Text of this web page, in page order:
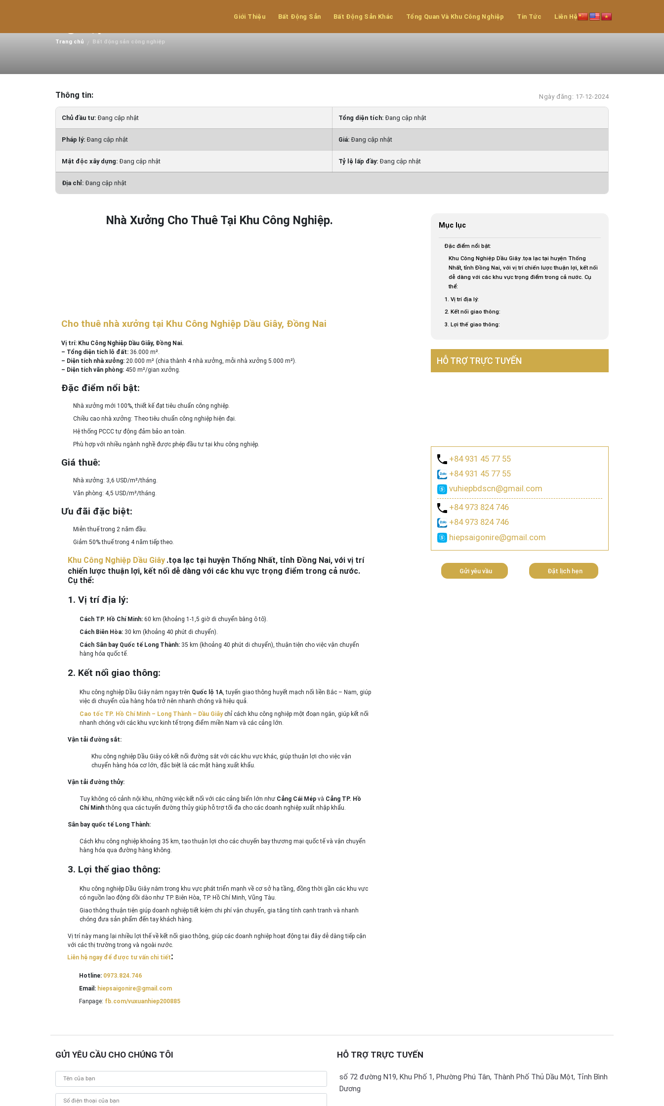
Giới Thiệu Bất Động Sản Bất Động Sản Khác Tổng Quan Và Khu Công Nghiệp Tin Tức Liên Hệ
Trang chủ / Bất động sản công nghiệp
Thông tin: Ngày đăng: 17-12-2024
Chủ đầu tư:Đang cập nhật Tổng diện tích:Đang cập nhật
Pháp lý:Đang cập nhật Giá:Đang cập nhật
Mật độc xây dựng:Đang cập nhật Tỷ lệ lấp đầy:Đang cập nhật
Địa chỉ:Đang cập nhật
Nhà Xưởng Cho Thuê Tại Khu Công Nghiệp.
Cho thuê nhà xưởng tại Khu Công Nghiệp Dầu Giây, Đồng Nai
Vị trí: Khu Công Nghiệp Dầu Giây, Đồng Nai.
– Tổng diện tích lô đất: 36.000 m².
– Diện tích nhà xưởng: 20.000 m² (chia thành 4 nhà xưởng, mỗi nhà xưởng 5.000 m²).
– Diện tích văn phòng: 450 m²/gian xưởng.
Đặc điểm nổi bật:
Nhà xưởng mới 100%, thiết kế đạt tiêu chuẩn công nghiệp.
Chiều cao nhà xưởng: Theo tiêu chuẩn công nghiệp hiện đại.
Hệ thống PCCC tự động đảm bảo an toàn.
Phù hợp với nhiều ngành nghề được phép đầu tư tại khu công nghiệp.
Giá thuê:
Nhà xưởng: 3,6 USD/m²/tháng.
Văn phòng: 4,5 USD/m²/tháng.
Ưu đãi đặc biệt:
Miễn thuế trong 2 năm đầu.
Giảm 50% thuế trong 4 năm tiếp theo.
Khu Công Nghiệp Dầu Giây .tọa lạc tại huyện Thống Nhất, tỉnh Đồng Nai, với vị trí
chiến lược thuận lợi, kết nối dễ dàng với các khu vực trọng điểm trong cả nước.
Cụ thể:
1.Vị trí địa lý:
Cách TP. Hồ Chí Minh: 60 km (khoảng 1-1,5 giờ di chuyển bằng ô tô).
Cách Biên Hòa: 30 km (khoảng 40 phút di chuyển).
Cách Sân bay Quốc tế Long Thành: 35 km (khoảng 40 phút di chuyển), thuận tiện cho việc vận chuyển
hàng hóa quốc tế.
2. Kết nối giao thông:
Khu công nghiệp Dầu Giây nằm ngay trên Quốc lộ 1A , tuyến giao thông huyết mạch nối liền Bắc – Nam, giúp
việc di chuyển của hàng hóa trở nên nhanh chóng và hiệu quả.
Cao tốc TP. Hồ Chí Minh – Long Thành – Dầu Giâychỉ cách khu công nghiệp một đoạn ngắn, giúp kết nối
nhanh chóng với các khu vực kinh tế trọng điểm miền Nam và các cảng lớn.
Vận tải đường sắt:
Khu công nghiệp Dầu Giây có kết nối đường sắt với các khu vực khác, giúp thuận lợi cho việc vận
chuyển hàng hóa cơ lớn, đặc biệt là các mặt hàng xuất khẩu.
Vận tải đường thủy:
Tuy không có cảnh nội khu, những việc kết nối với các cảng biển lớn như Cảng Cái Mép và Cảng TP. Hồ
Chí Minhthông qua các tuyến đường thủy giúp hỗ trợ tối đa cho các doanh nghiệp xuất nhập khẩu.
Sân bay quốc tế Long Thành:
Cách khu công nghiệp khoảng 35 km, tạo thuận lợi cho các chuyến bay thương mại quốc tế và vận chuyển
hàng hóa qua đường hàng không.
3. Lợi thế giao thông:
Khu công nghiệp Dầu Giây nằm trong khu vực phát triển mạnh về cơ sở hạ tầng, đồng thời gần các khu vực
có nguồn lao động dồi dào như TP. Biên Hòa, TP. Hồ Chí Minh, Vũng Tàu.
Giao thông thuận tiện giúp doanh nghiệp tiết kiệm chi phí vận chuyển, gia tăng tính cạnh tranh và nhanh
chóng đưa sản phẩm đến tay khách hàng.
Vị trí này mang lại nhiều lợi thế về kết nối giao thông, giúp các doanh nghiệp hoạt động tại đây dễ dàng tiếp cận
với các thị trường trong và ngoài nước.
Liên hệ ngay để được tư vấn chi tiết:
Hotline: 0973.824.746
Email: hiepsaigonire@gmail.com
Fanpage: fb.com/vuxuanhiep200885
Mục lục
Đặc điểm nổi bật:
Khu Công Nghiệp Dầu Giây .tọa lạc tại huyện Thống
Nhất, tỉnh Đồng Nai, với vị trí chiến lược thuận lợi, kết nối
dễ dàng với các khu vực trọng điểm trong cả nước. Cụ
thể:
1. Vị trí địa lý:
2. Kết nối giao thông:
3. Lợi thế giao thông:
HỖ TRỢ TRỰC TUYẾN
+84 931 45 77 55
+84 931 45 77 55
vuhiepbdscn@gmail.com
+84 973 824 746
+84 973 824 746
hiepsaigonire@gmail.com
Gửi yêu vầu Đặt lịch hẹn
GỬI YÊU CẦU CHO CHÚNG TÔI HỖ TRỢ TRỰC TUYẾN
số 72 đường N19, Khu Phố 1, Phường Phú Tân, Thành Phố Thủ Dầu Một, Tỉnh Bình
Dương